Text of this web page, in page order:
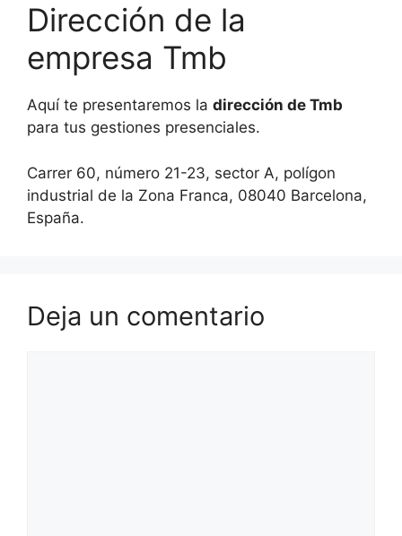
Dirección de la
empresa Tmb
Aquí te presentaremos la dirección de Tmb
para tus gestiones presenciales.
Carrer 60, número 21-23, sector A, polígon
industrial de la Zona Franca, 08040 Barcelona,
España.
Deja un comentario